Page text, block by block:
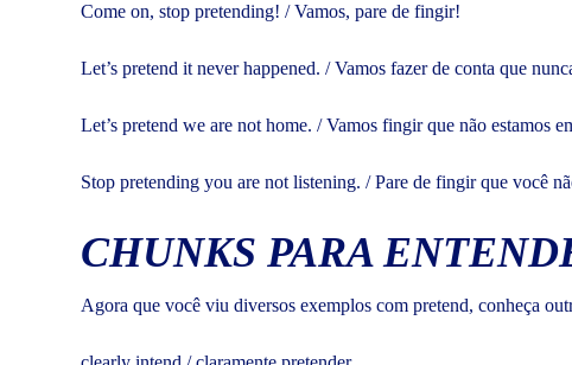
Come on, stop pretending! / Vamos, pare de fingir!
Let’s pretend it never happened. / Vamos fazer de conta que
Let’s pretend we are not home. / Vamos fingir que não estamos
Stop pretending you are not listening. / Pare de fingir que você
CHUNKS PARA
Agora que você viu diversos exemplos com pretend, conheça